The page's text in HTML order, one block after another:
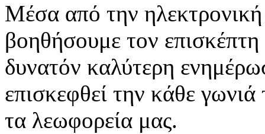
Μέσα από την ηλεκτρονική
βοηθήσουμε τον
δυνατόν καλύτερη
επισκεφθεί την κάθε
τα λεωφορεία μας.